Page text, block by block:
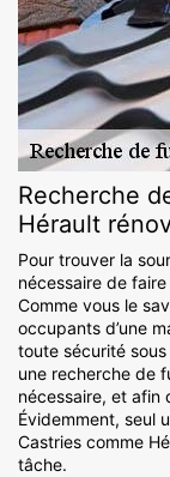
Recherche
Hérault
Pour trouver la
nécessaire de
Comme vous le
occupants d’une
toute sécurité
une recherche de
nécessaire, et afin
Évidemment, seul
Castries comme
tâche.